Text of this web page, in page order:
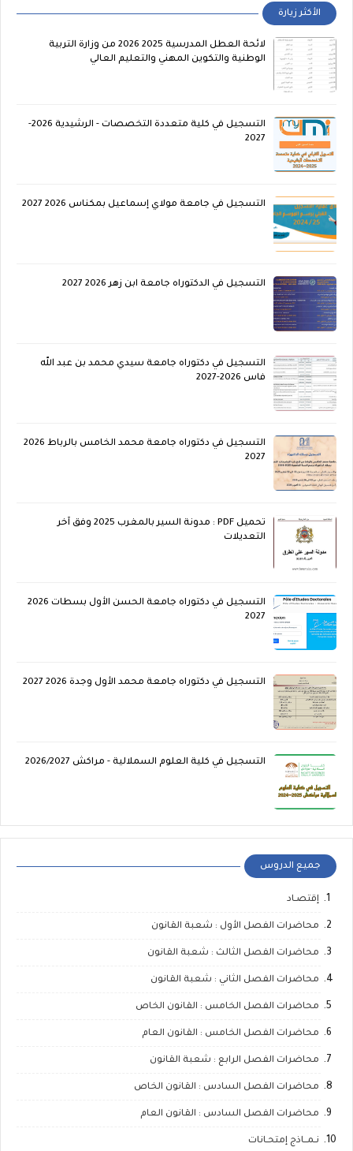
الأكثر زيارة
لائحة العطل المدرسية 2025 2026 من وزارة التربية
الوطنية والتكوين المهني والتعليم العالي
التسجيل في كلية متعددة التخصصات - الرشيدية 2026-
2027
التسجيل في جامعة مولاي إسماعيل بمكناس 2026 2027
التسجيل في الدكتوراه جامعة ابن زهر 2026 2027
التسجيل في دكتوراه جامعة سيدي محمد بن عبد الله
فاس 2026-2027
التسجيل في دكتوراه جامعة محمد الخامس بالرباط 2026
2027
تحميل PDF : مدونة السير بالمغرب 2025 وفق آخر
التعديلات
التسجيل في دكتوراه جامعة الحسن الأول بسطات 2026
2027
التسجيل في دكتوراه جامعة محمد الأول وجدة 2026 2027
التسجيل في كلية العلوم السملالية - مراكش 2026/2027
جميع الدروس
إقتصـاد
محاضرات الفصل الأول : شعبة القانون
محاضرات الفصل الثالث : شعبة القانون
محاضرات الفصل الثاني : شعبة القانون
محاضرات الفصل الخامس : القانون الخاص
محاضرات الفصل الخامس : القانون العام
محاضرات الفصل الرابع : شعبة القانون
محاضرات الفصل السادس : القانون الخاص
محاضرات الفصل السادس : القانون العام
نـمــاذج إمتحـانات